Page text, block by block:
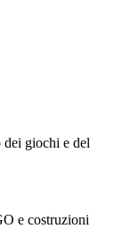
giochi e del
e costruzioni